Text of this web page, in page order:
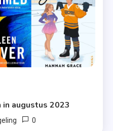
augustus 2023
0